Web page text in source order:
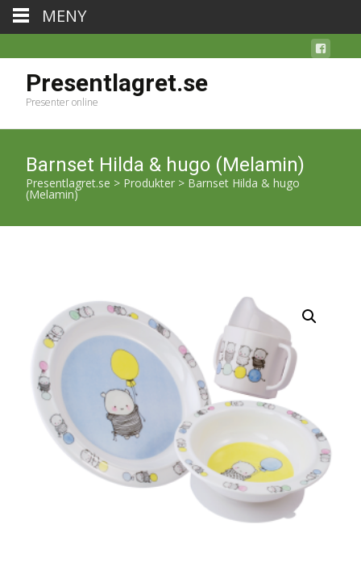
Presentlagret.se
Presenter online
Barnset Hilda & hugo (Melamin)
Presentlagret.se > Produkter > Barnset Hilda & hugo
(Melamin)
MENY